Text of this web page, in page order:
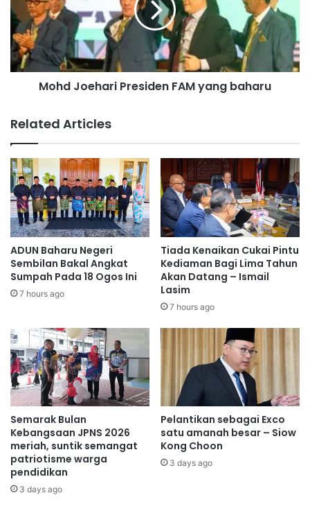
a
P
i
a
A
B
M
e
n
t
e
r
B
e
s
N
e
g
e
r
i
S
e
m
b
i
l
J
e
h
a
r
e
s
i
d
e
n
F
A
M
y
a
b
a
h
a
r
u
Mohd Joehari Presiden FAM yang baharu
Related Articles
ADUN Baharu Negeri
Sembilan Bakal Angkat
Sumpah Pada 18 Ogos Ini
7 hours ago
Tiada Kenaikan Cukai Pintu
Kediaman Bagi Lima Tahun
Akan Datang – Ismail
Lasim
7 hours ago
Semarak Bulan
Kebangsaan JPNS 2026
meriah, suntik semangat
patriotisme warga
pendidikan
3 days ago
Pelantikan sebagai Exco
satu amanah besar – Siow
Kong Choon
3 days ago